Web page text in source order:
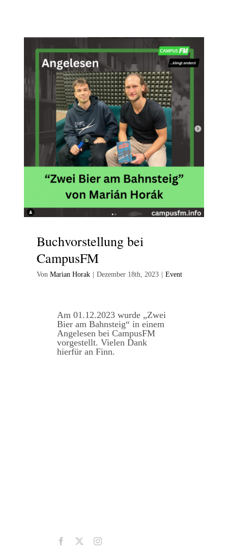
Buchvorstellung bei
CampusFM
Von Marian Horak Dezember 18th, 2023 Event
Am 01.12.2023 wurde „Zwei
Bier am Bahnsteig“ in einem
Angelesen bei CampusFM
vorgestellt. Vielen Dank
hierfür an Finn.